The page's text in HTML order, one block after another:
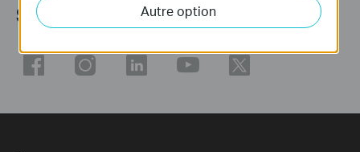
Suivez Nous Autre option